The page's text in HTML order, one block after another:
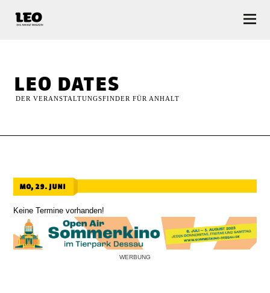
leo dates
DER VERANSTALTUNGSFINDER FÜR ANHALT
mo, 29. juni
Keine Termine vorhanden!
WERBUNG